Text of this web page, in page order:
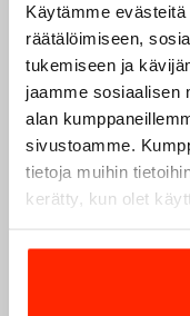
Käytämme
räätälöimiseen,
tukemiseen ja
jaamme sosiaalisen
alan
sivustoamme.
tietoja muihin
kerätty, kun olet
jotka on kehitetty
puolustusvoimien ja
Origopro
:n tuotteet
ja
innovoimaan entistä